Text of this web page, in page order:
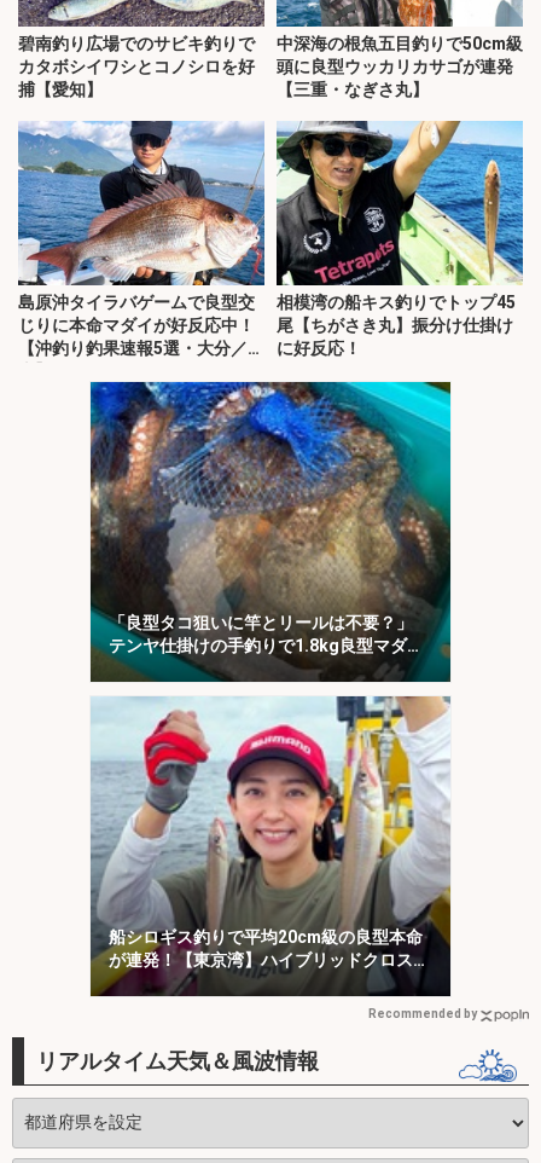
碧南釣り広場でのサビキ釣りで
カタボシイワシとコノシロを好
捕【愛知】
中深海の根魚五目釣りで50cm級
頭に良型ウッカリカサゴが連発
【三重・なぎさ丸】
島原沖タイラバゲームで良型交
じりに本命マダイが好反応中！
【沖釣り釣果速報5選・大分／熊
相模湾の船キス釣りでトップ45
尾【ちがさき丸】振分け仕掛け
に好反応！
「良型タコ狙いに竿とリールは不要？」
テンヤ仕掛けの手釣りで1.8kg良型マダ
コ！【川崎丸・東京湾】
船シロギス釣りで平均20cm級の良型本命
が連発！【東京湾】ハイブリッドクロスに
好反応
Recommended by
リアルタイム天気＆風波情報